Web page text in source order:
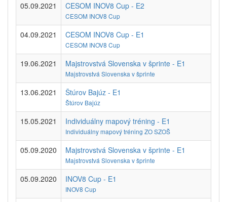
05.09.2021 CESOM INOV8 Cup - E2
CESOM INOV8 Cup
04.09.2021 CESOM INOV8 Cup - E1
CESOM INOV8 Cup
19.06.2021 Majstrovstvá Slovenska v šprinte - E1
Majstrovstvá Slovenska v šprinte
13.06.2021 Štúrov Bajúz - E1
Štúrov Bajúz
15.05.2021 Individuálny mapový tréning - E1
Individuálny mapový tréning ZO SZOŠ
05.09.2020 Majstrovstvá Slovenska v šprinte - E1
Majstrovstvá Slovenska v šprinte
05.09.2020 INOV8 Cup - E1
INOV8 Cup